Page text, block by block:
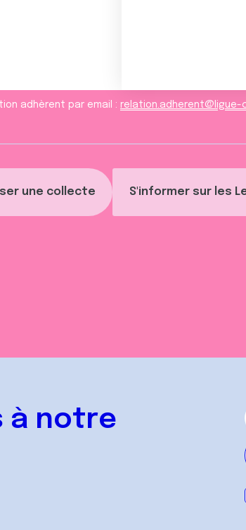
une collecte S'informer sur les
adhèrent par email : relation.adherent@ligue-
à notre